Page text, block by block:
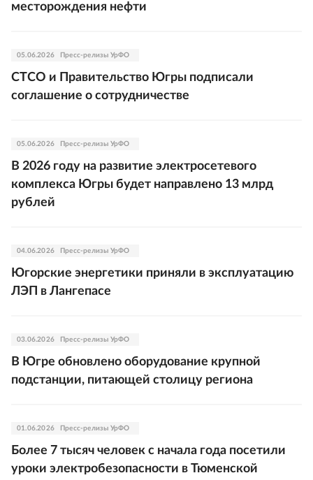
месторождения нефти
05.06.2026 Пресс-релизы УрФО
СТСО и Правительство Югры подписали
соглашение о сотрудничестве
05.06.2026 Пресс-релизы УрФО
В 2026 году на развитие электросетевого
комплекса Югры будет направлено 13 млрд
рублей
04.06.2026 Пресс-релизы УрФО
Югорские энергетики приняли в эксплуатацию
ЛЭП в Лангепасе
03.06.2026 Пресс-релизы УрФО
В Югре обновлено оборудование крупной
подстанции, питающей столицу региона
01.06.2026 Пресс-релизы УрФО
Более 7 тысяч человек с начала года посетили
уроки электробезопасности в Тюменской